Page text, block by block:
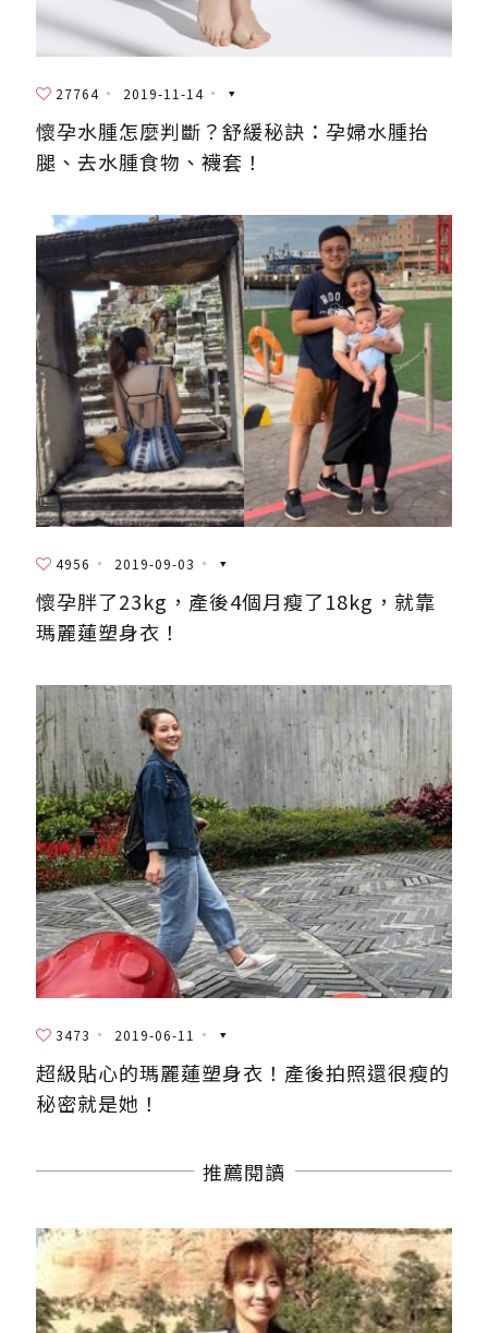
27764 2019-11-14
懷孕水腫怎麼判斷？舒緩秘訣：孕婦水腫抬
腿、去水腫食物、襪套！
4956 2019-09-03
懷孕胖了23kg，產後4個月瘦了18kg，就靠
瑪麗蓮塑身衣！
3473 2019-06-11
超級貼心的瑪麗蓮塑身衣！產後拍照還很瘦的
秘密就是她！
推薦閱讀